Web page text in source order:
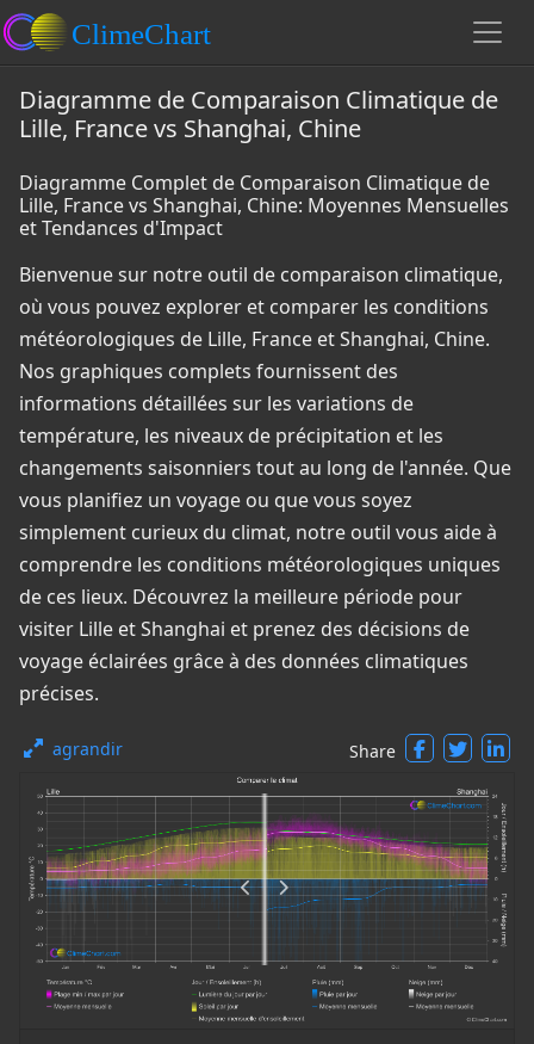
Diagramme de Comparaison Climatique de
Lille, France vs Shanghai, Chine
Diagramme Complet de Comparaison Climatique de
Lille, France vs Shanghai, Chine: Moyennes Mensuelles
et Tendances d'Impact
Bienvenue sur notre outil de comparaison climatique,
où vous pouvez explorer et comparer les conditions
météorologiques de Lille, France et Shanghai, Chine.
Nos graphiques complets fournissent des
informations détaillées sur les variations de
température, les niveaux de précipitation et les
changements saisonniers tout au long de l'année. Que
vous planifiez un voyage ou que vous soyez
simplement curieux du climat, notre outil vous aide à
comprendre les conditions météorologiques uniques
de ces lieux. Découvrez la meilleure période pour
visiter Lille et Shanghai et prenez des décisions de
voyage éclairées grâce à des données climatiques
précises.
agrandir Share